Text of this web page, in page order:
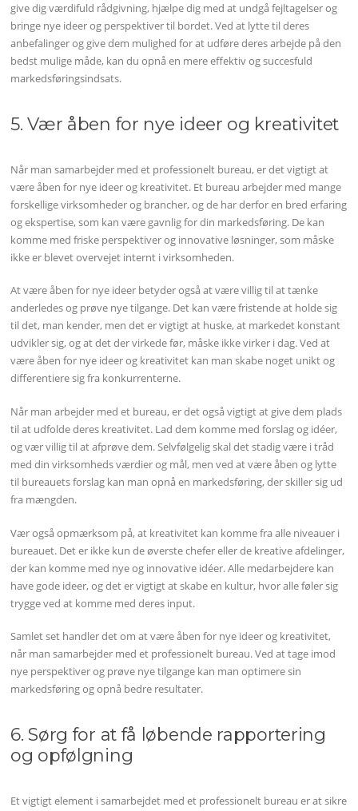
give dig værdifuld rådgivning, hjælpe dig med at undgå fejltagelser og
bringe nye ideer og perspektiver til bordet. Ved at lytte til deres
anbefalinger og give dem mulighed for at udføre deres arbejde på den
bedst mulige måde, kan du opnå en mere effektiv og succesfuld
markedsføringsindsats.
5. Vær åben for nye ideer og kreativitet
Når man samarbejder med et professionelt bureau, er det vigtigt at
være åben for nye ideer og kreativitet. Et bureau arbejder med mange
forskellige virksomheder og brancher, og de har derfor en bred erfaring
og ekspertise, som kan være gavnlig for din markedsføring. De kan
komme med friske perspektiver og innovative løsninger, som måske
ikke er blevet overvejet internt i virksomheden.
At være åben for nye ideer betyder også at være villig til at tænke
anderledes og prøve nye tilgange. Det kan være fristende at holde sig
til det, man kender, men det er vigtigt at huske, at markedet konstant
udvikler sig, og at det der virkede før, måske ikke virker i dag. Ved at
være åben for nye ideer og kreativitet kan man skabe noget unikt og
differentiere sig fra konkurrenterne.
Når man arbejder med et bureau, er det også vigtigt at give dem plads
til at udfolde deres kreativitet. Lad dem komme med forslag og idéer,
og vær villig til at afprøve dem. Selvfølgelig skal det stadig være i tråd
med din virksomheds værdier og mål, men ved at være åben og lytte
til bureauets forslag kan man opnå en markedsføring, der skiller sig ud
fra mængden.
Vær også opmærksom på, at kreativitet kan komme fra alle niveauer i
bureauet. Det er ikke kun de øverste chefer eller de kreative afdelinger,
der kan komme med nye og innovative idéer. Alle medarbejdere kan
have gode ideer, og det er vigtigt at skabe en kultur, hvor alle føler sig
trygge ved at komme med deres input.
Samlet set handler det om at være åben for nye ideer og kreativitet,
når man samarbejder med et professionelt bureau. Ved at tage imod
nye perspektiver og prøve nye tilgange kan man optimere sin
markedsføring og opnå bedre resultater.
6. Sørg for at få løbende rapportering
og opfølgning
Et vigtigt element i samarbejdet med et professionelt bureau er at sikre